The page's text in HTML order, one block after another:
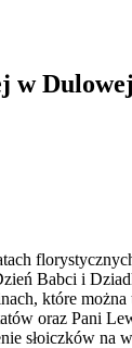
w Dulowej
Babci i
które
oraz Pani
słoiczków na